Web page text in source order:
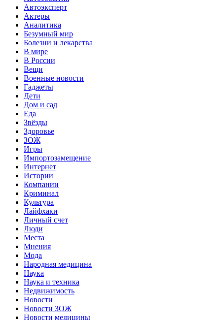
Автоэксперт
Актеры
Аналитика
Безумный мир
Болезни и лекарства
В мире
В России
Вещи
Военные новости
Гаджеты
Дети
Дом и сад
Еда
Звёзды
Здоровье
ЗОЖ
Игры
Импортозамещение
Интернет
Истории
Компании
Криминал
Культура
Лайфхаки
Личный счет
Люди
Места
Мнения
Мода
Народная медицина
Наука
Наука и техника
Недвижимость
Новости
Новости ЗОЖ
Новости медицины